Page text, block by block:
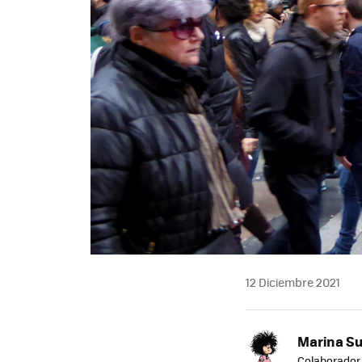
12 Diciembre 2021
Marina